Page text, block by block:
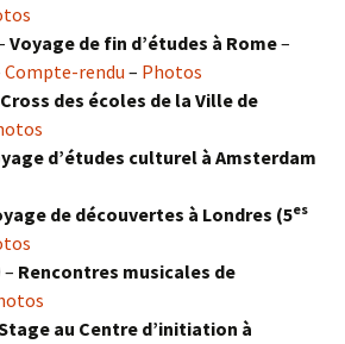
Voyage de fin d’études à Rome–
Compte-rendu – Photos
Cross des écoles de la Ville de
d’études culturel à Amsterdam
de découvertes à Londres (5es
Rencontres musicales de
au Centre d’initiation à